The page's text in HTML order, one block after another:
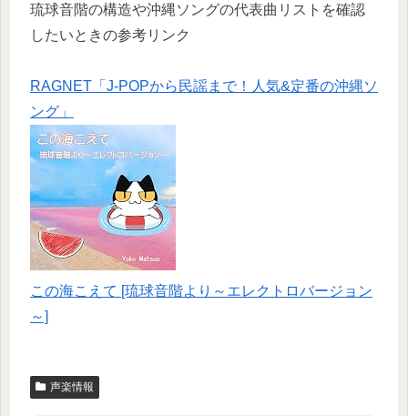
琉球音階の構造や沖縄ソングの代表曲リストを確認
したいときの参考リンク
RAGNET「J-POPから民謡まで！人気&定番の沖縄ソ
ング」
この海こえて [琉球音階より～エレクトロバージョン
～]
声楽情報